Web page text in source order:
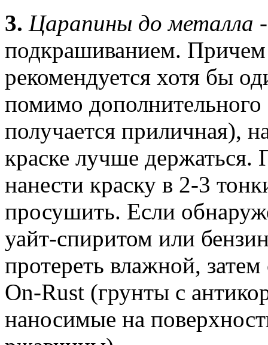
3. Царапины до металла
подкрашиванием.
рекомендуется хотя бы
помимо дополнительного
получается приличная),
краске лучше держаться.
нанести краску в 2-3
просушить. Если
уайт-спиритом или
протереть влажной,
On-Rust (грунты с
наносимые на